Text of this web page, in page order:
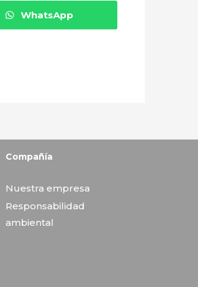
WhatsApp
Compañía
Nuestra empresa
Responsabilidad
ambiental